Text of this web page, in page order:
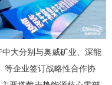
大分别与奥威矿业、深能
等企业签订战略性合作协